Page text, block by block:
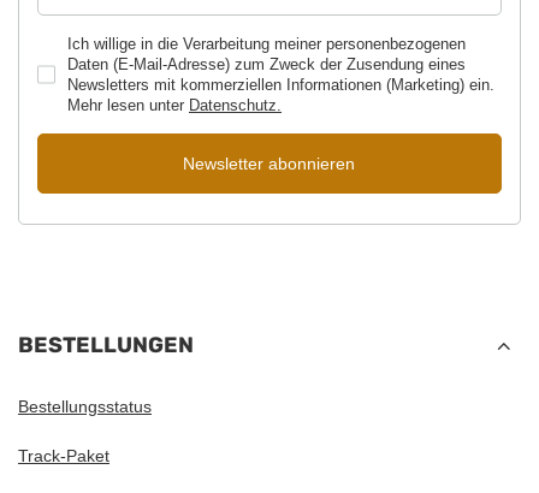
Ich willige in die Verarbeitung meiner personenbezogenen
Daten (E-Mail-Adresse) zum Zweck der Zusendung eines
Newsletters mit kommerziellen Informationen (Marketing) ein.
Mehr lesen unter Datenschutz.
Newsletter abonnieren
BESTELLUNGEN
Bestellungsstatus
Track-Paket